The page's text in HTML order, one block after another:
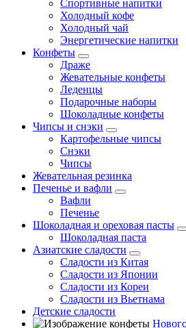
Спортивные напитки
Холодный кофе
Холодный чай
Энергетические напитки
Конфеты
Драже
Жевательные конфеты
Леденцы
Подарочные наборы
Шоколадные конфеты
Чипсы и снэки
Картофельные чипсы
Снэки
Чипсы
Жевательная резинка
Печенье и вафли
Вафли
Печенье
Шоколадная и ореховая пасты
Шоколадная паста
Азиатские сладости
Сладости из Китая
Сладости из Японии
Сладости из Кореи
Сладости из Вьетнама
Детские сладости